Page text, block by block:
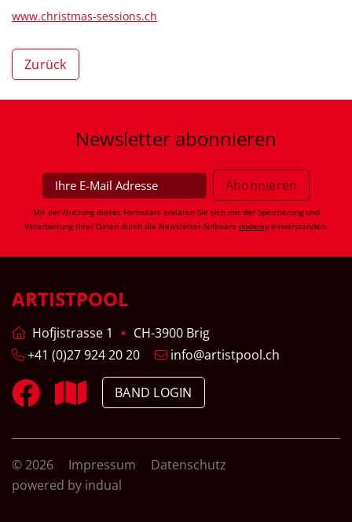
www.christmas-sessions.ch
Zurück
Newsletter abonnieren
Mit der Nutzung dieses Formulars erklären Sie sich mit der Speicherung und
Verarbeitung Ihrer Daten durch die Newsletter-Software dodeley einverstanden.
ARTISTPOOL
Hofjistrasse 1
CH-3900 Brig
+41 (0)27 924 20 20
info@artistpool.ch
BAND LOGIN
© 2026 Impressum
Datenschutz
powered by indual